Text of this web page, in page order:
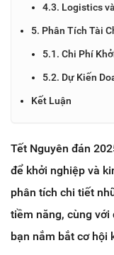
4.3. Logistics
5. Phân Tích Tài
5.1. Chi Phí
5.2. Dự Kiến
Kết Luận
Tết Nguyên đán
để khởi nghiệp và
phân tích chi tiết
tiềm năng, cùng
bạn nắm bắt cơ hội